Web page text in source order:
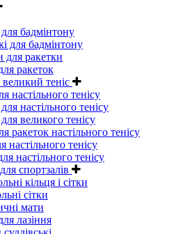
бадмінтону
для бадмінтону
ракетки
ракеток
теніс
настільного тенісу
настільного тенісу
великого тенісу
ракеток настільного тенісу
настільного тенісу
настільного тенісу
спортзалів
кільця і сітки
сітки
мати
лазіння